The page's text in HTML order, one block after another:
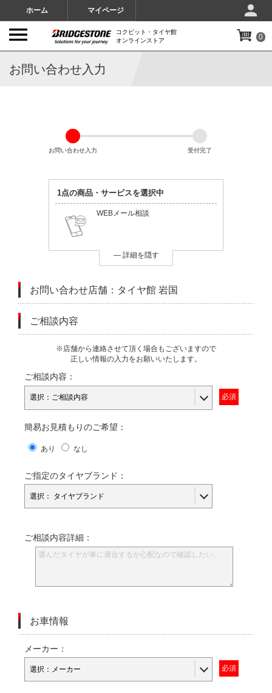
ホーム マイページ
コクピット・タイヤ館
オンラインストア
0
お問い合わせ入力
お問い合わせ入力 受付完了
1点の商品・サービスを選択中
WEBメール相談
― 詳細を隠す
お問い合わせ店舗：タイヤ館 岩国
ご相談内容
※店舗から連絡させて頂く場合もございますので
正しい情報の入力をお願いいたします。
ご相談内容：
簡易お見積もりのご希望：
あり なし
ご指定のタイヤブランド：
ご相談内容詳細：
お車情報
メーカー：